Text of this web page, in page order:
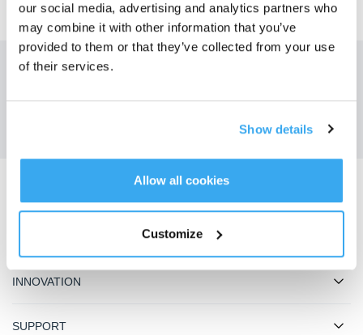
our social media, advertising and analytics partners who
may combine it with other information that you’ve
provided to them or that they’ve collected from your use
of their services.
Show details
Allow all cookies
Customize
Holen Sie sich die neuesten Nachrichten von ECOVACS
EINREICHEN
INNOVATION
SUPPORT